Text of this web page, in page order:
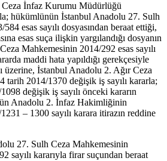
İnfaz Kurumu Müdürlüğü
hükümlünün İstanbul Anadolu 27. Sulh
esas sayılı dosyasından beraat ettiği,
esas suça ilişkin yargılandığı dosyanın
Mahkemesinin 2014/292 esas sayılı
maddi hata yapıldığı gerekçesiyle
üzerine, İstanbul Anadolu 2. Ağır Ceza
tarih 2014/1370 değişik iş sayılı kararla;
değişik iş sayılı önceki kararın
Anadolu 2. İnfaz Hakimliğinin
– 1300 sayılı karara itirazın reddine
27. Sulh Ceza Mahkemesinin
sayılı kararıyla firar suçundan beraat